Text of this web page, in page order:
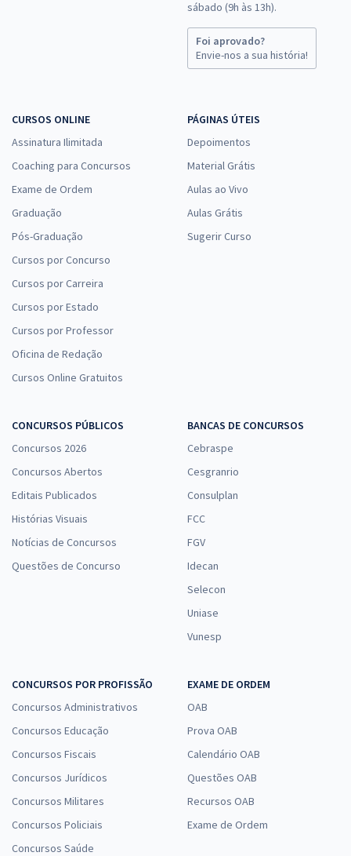
sábado (9h às 13h).
Foi aprovado?
Envie-nos a sua história!
CURSOS ONLINE
Assinatura Ilimitada
Coaching para Concursos
Exame de Ordem
Graduação
Pós-Graduação
Cursos por Concurso
Cursos por Carreira
Cursos por Estado
Cursos por Professor
Oficina de Redação
Cursos Online Gratuitos
PÁGINAS ÚTEIS
Depoimentos
Material Grátis
Aulas ao Vivo
Aulas Grátis
Sugerir Curso
CONCURSOS PÚBLICOS
Concursos 2026
Concursos Abertos
Editais Publicados
Histórias Visuais
Notícias de Concursos
Questões de Concurso
BANCAS DE CONCURSOS
Cebraspe
Cesgranrio
Consulplan
FCC
FGV
Idecan
Selecon
Uniase
Vunesp
CONCURSOS POR PROFISSÃO
Concursos Administrativos
Concursos Educação
Concursos Fiscais
Concursos Jurídicos
Concursos Militares
Concursos Policiais
Concursos Saúde
EXAME DE ORDEM
OAB
Prova OAB
Calendário OAB
Questões OAB
Recursos OAB
Exame de Ordem